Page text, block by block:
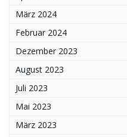
März 2024
Februar 2024
Dezember 2023
August 2023
Juli 2023
Mai 2023
März 2023